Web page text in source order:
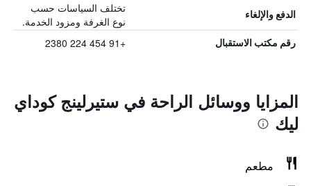
الدفع والإلغاء
تختلف السياسات حسب
نوع الغرفة ومزود الخدمة.
رقم مكتب الاستقبال +91 454 224 2380
المزايا ووسائل الراحة في ستيرلينج كوداي
ليك
مطعم